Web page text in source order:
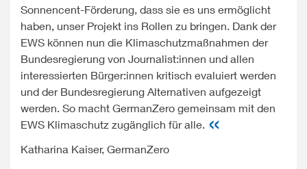
Sonnencent-Förderung, dass sie es uns ermöglicht
haben, unser Projekt ins Rollen zu bringen. Dank der
EWS können nun die Klimaschutzmaßnahmen der
Bundesregierung von Journalist:innen und allen
interessierten Bürger:innen kritisch evaluiert werden
und der Bundesregierung Alternativen aufgezeigt
werden. So macht GermanZero gemeinsam mit den
EWS Klimaschutz zugänglich für alle.
Katharina Kaiser, GermanZero